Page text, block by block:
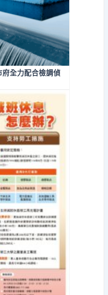
全力配合檢調偵